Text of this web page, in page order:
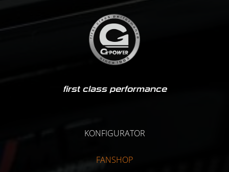
first class performance
KONFIGURATOR
FANSHOP